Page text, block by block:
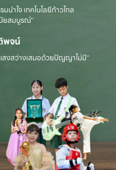
นำใจ เทคโนโลยีก้าวไกล
ยสมบูรณ์”
พจน์
งสว่างเสมอด้วยปัญญาไม่มี”